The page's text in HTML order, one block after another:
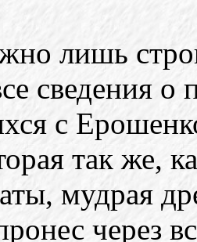
лишь
сведения о
с
так же,
мудрая
через